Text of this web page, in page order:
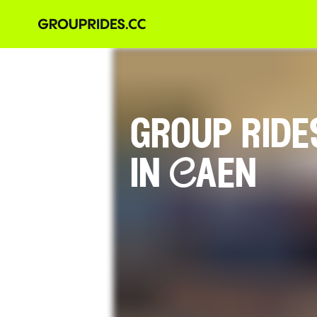
group
in Caen